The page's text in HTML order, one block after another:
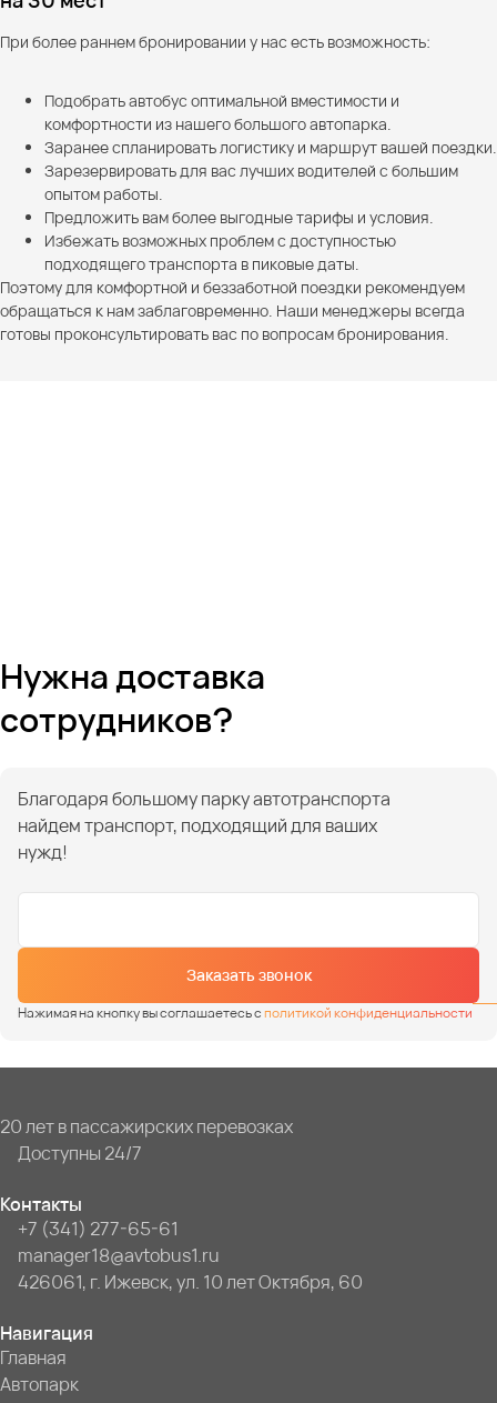
При более раннем бронировании у нас есть возможность:
Подобрать автобус оптимальной вместимости и
комфортности из нашего большого автопарка.
Заранее спланировать логистику и маршрут вашей поездки.
Зарезервировать для вас лучших водителей с большим
опытом работы.
Предложить вам более выгодные тарифы и условия.
Избежать возможных проблем с доступностью
подходящего транспорта в пиковые даты.
Поэтому для комфортной и беззаботной поездки рекомендуем
обращаться к нам заблаговременно. Наши менеджеры всегда
готовы проконсультировать вас по вопросам бронирования.
Нужна доставка
сотрудников?
Благодаря большому парку автотранспорта
найдем транспорт, подходящий для ваших
нужд!
Заказать звонок
Нажимая на кнопку вы соглашаетесь сполитикой конфиденциальности
20 лет в пассажирских перевозках
Доступны 24/7
Контакты
+7 (341) 277-65-61
manager18@avtobus1.ru
426061, г. Ижевск, ул. 10 лет Октября, 60
Навигация
Главная
Автопарк